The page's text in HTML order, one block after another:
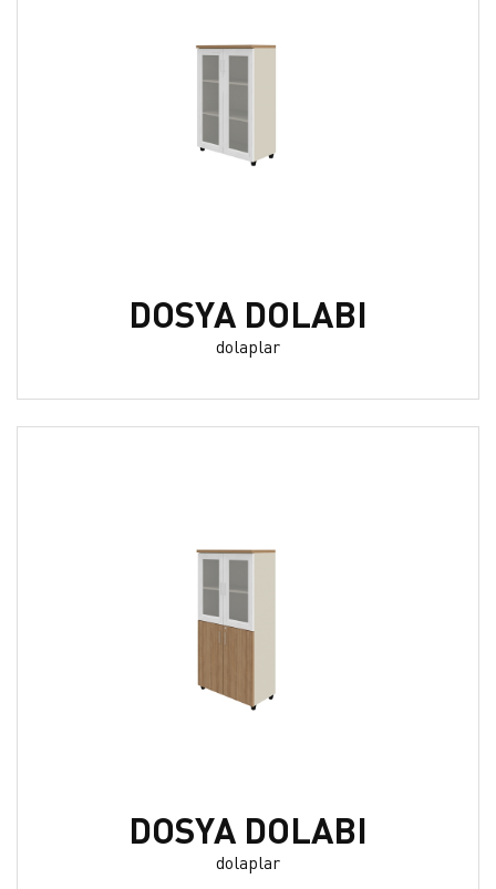
DOSYA DOLABI
dolaplar
DOSYA DOLABI
dolaplar